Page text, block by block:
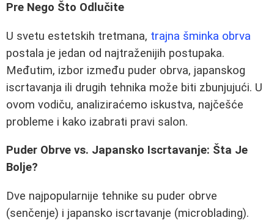
Pre Nego Što Odlučite
U svetu estetskih tretmana, trajna šminka obrva
postala je jedan od najtraženijih postupaka.
Međutim, izbor između puder obrva, japanskog
iscrtavanja ili drugih tehnika može biti zbunjujući. U
ovom vodiču, analiziraćemo iskustva, najčešće
probleme i kako izabrati pravi salon.
Puder Obrve vs. Japansko Iscrtavanje: Šta Je
Bolje?
Dve najpopularnije tehnike su puder obrve
(senčenje) i japansko iscrtavanje (microblading).